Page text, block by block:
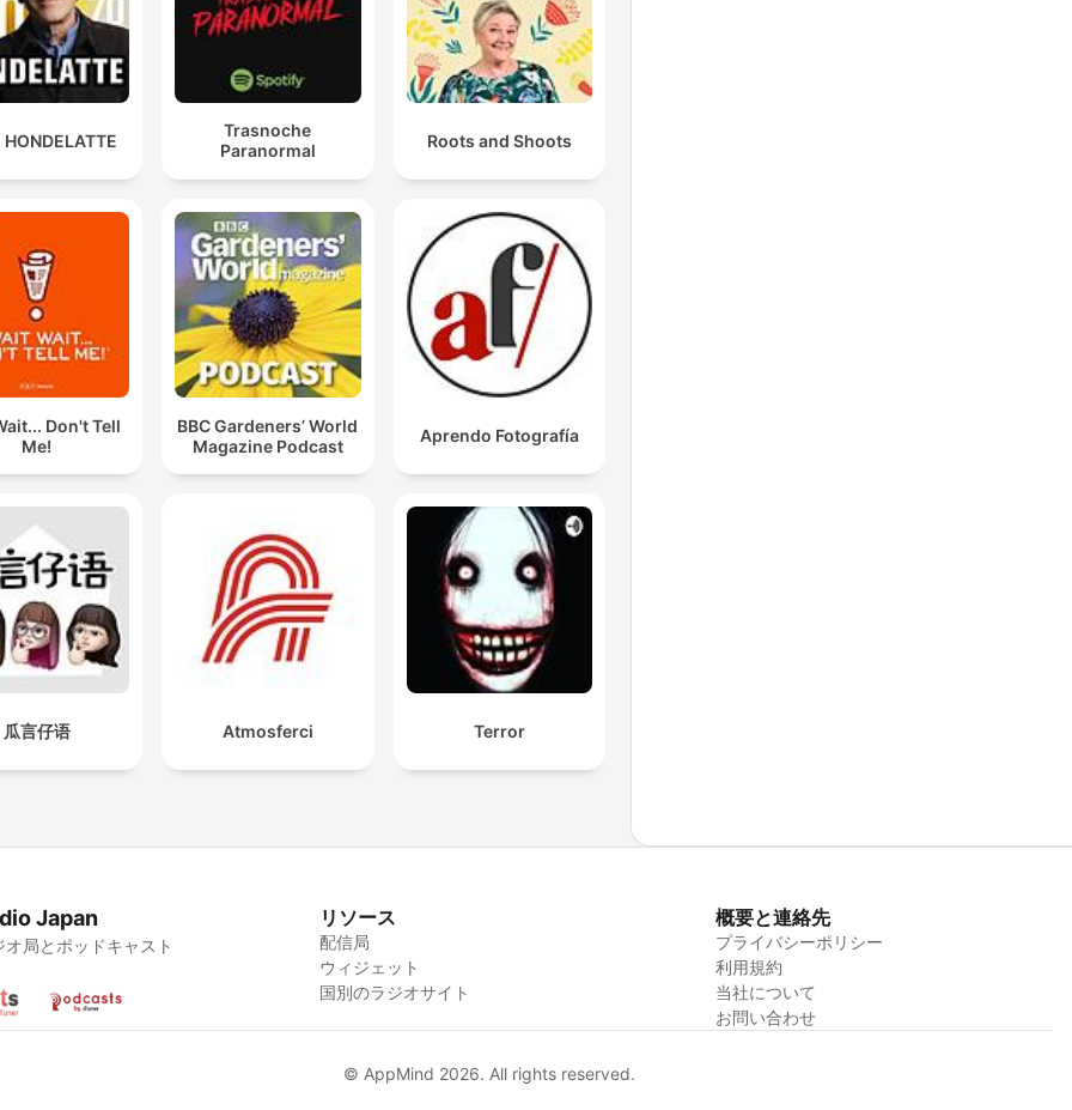
Trasnoche
Paranormal
Roots and Shoots
Don't Tell
Me!
BBC Gardeners’ World
Magazine Podcast
Aprendo Fotografía
瓜言仔语 Atmosferci Terror
Japan
オ局とポッドキャスト
リソース
配信局
ウィジェット
国別のラジオサイト
概要と連絡先
プライバシーポリシー
利用規約
当社について
お問い合わせ
© AppMind 2026. All rights reserved.